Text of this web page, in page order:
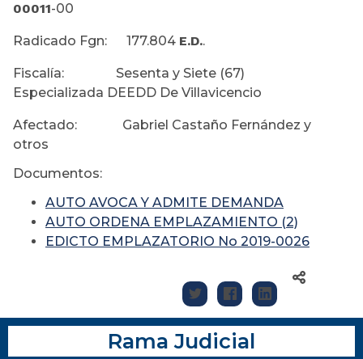
00011-00
Radicado Fgn: 177.804 E.D..
Fiscalía: Sesenta y Siete (67)
Especializada DEEDD De Villavicencio
Afectado: Gabriel Castaño Fernández y
otros
Documentos:
AUTO AVOCA Y ADMITE DEMANDA
AUTO ORDENA EMPLAZAMIENTO (2)
EDICTO EMPLAZATORIO No 2019-0026
Rama Judicial